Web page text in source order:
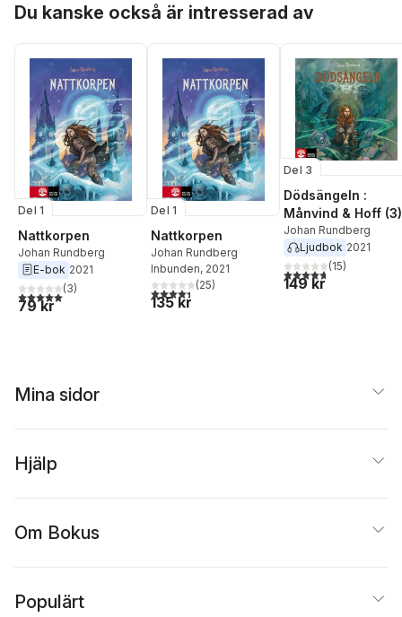
Du kanske också är intresserad av
Del 1
Nattkorpen
Johan Rundberg
E-bok 2021
5,0utav 5 stjärnor. Totalt antal röster:
(3)
79 kr
Del 1
Nattkorpen
Johan Rundberg
Inbunden, 2021
4,4utav 5 stjärnor. Totalt antal röster:
(25)
135 kr
Del 3
Dödsängeln :
Månvind & Hoff (3)
Johan Rundberg
Ljudbok 2021
4,7utav 5 stjärnor.
(15)
149 kr
Mina sidor
Hjälp
Om Bokus
Populärt